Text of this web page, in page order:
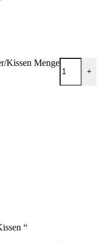
Kissen Menge
+
“